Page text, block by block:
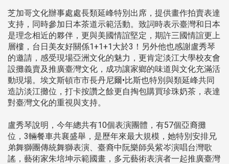
芝加哥文化辦事處處長類延峰特別出席，提供畫作拍賣表達
支持，同時參加日本茶道示範活動。致詞時表示臺灣和日本
是理念相近的夥伴，更與美國情誼堅定，期許三國情誼更上
層樓，台日美友好關係1+1+1大於3！另外他也感謝盧秀琴
的邀請，感受現場亞洲文化的魅力，更肯定淡江大學校友會
設攤義賣及推廣臺灣文化，成功讓家鄉的味道與文化充滿活
動現場。埃文斯頓市市長丹尼爾•比斯也特別與類延峰共同
造訪淡江攤位，打卡按讚之餘更自掏包購買珍珠奶茶，表達
對臺灣文化的重視與支持。
盧秀琴說明，今年總共有10個表演團體，有57個亞裔攤
位，3輛餐車共襄盛舉，是歷年來最大規模，她特別安排兄
弟舞獅團傳統舞獅表演、臺裔中阮樂師吳紫岑演唱台灣歌
謠，藝術家朱培坤示範國畫，多元藝術表演者一起推廣臺灣